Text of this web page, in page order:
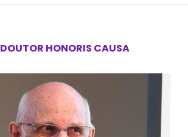
DOUTOR HONORIS CAUSA